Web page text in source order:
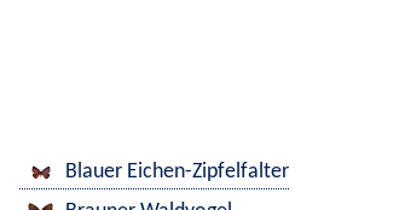
Blauer Eichen-Zipfelfalter